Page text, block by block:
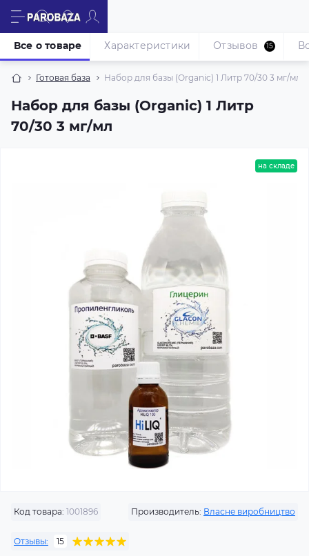
Готовая база Набор для базы (Organic) 1 Литр 70/30 3 мг/мл
Набор для базы (Organic) 1 Литр
70/30 3 мг/мл
Все о товаре Характеристики Отзывов 15
на складе
Код товара: 1001896 Производитель: Власне виробництво
Отзывы: 15